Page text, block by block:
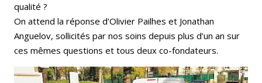
qualité ?
On attend la réponse d’Olivier Pailhes et Jonathan
Anguelov, sollicités par nos soins depuis plus d’un an sur
ces mêmes questions et tous deux co-fondateurs.